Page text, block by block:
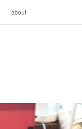
about